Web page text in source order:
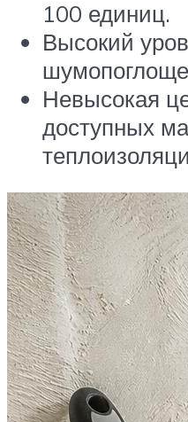
100 единиц.
Высокий
Невысокая
доступных